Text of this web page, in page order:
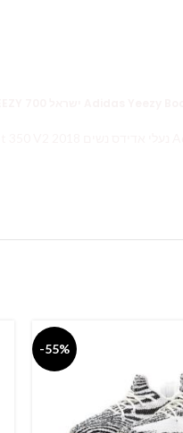
-55%